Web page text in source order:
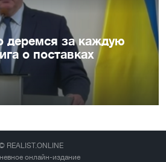
деремся за каждую
о поставках
REALIST.ONLINE
онлайн-издание